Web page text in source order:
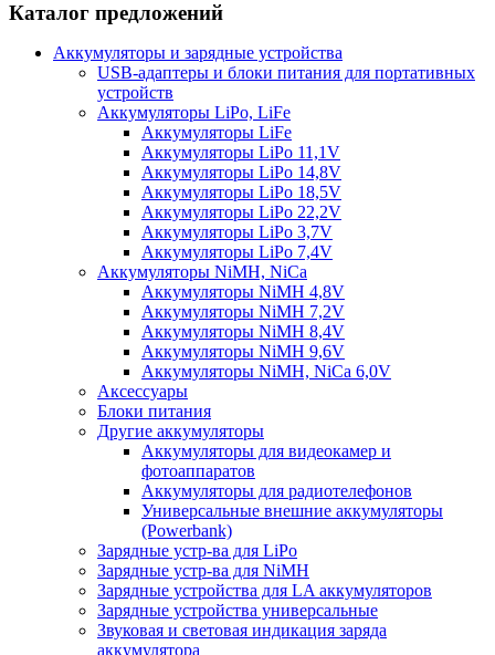
Каталог предложений
Аккумуляторы и зарядные устройства
USB-адаптеры и блоки питания для портативных
устройств
Аккумуляторы LiPo, LiFe
Аккумуляторы LiFe
Аккумуляторы LiPo 11,1V
Аккумуляторы LiPo 14,8V
Аккумуляторы LiPo 18,5V
Аккумуляторы LiPo 22,2V
Аккумуляторы LiPo 3,7V
Аккумуляторы LiPo 7,4V
Аккумуляторы NiMH, NiCa
Аккумуляторы NiMH 4,8V
Аккумуляторы NiMH 7,2V
Аккумуляторы NiMH 8,4V
Аккумуляторы NiMH 9,6V
Аккумуляторы NiMH, NiCa 6,0V
Аксессуары
Блоки питания
Другие аккумуляторы
Аккумуляторы для видеокамер и
фотоаппаратов
Аккумуляторы для радиотелефонов
Универсальные внешние аккумуляторы
(Powerbank)
Зарядные устр-ва для LiPo
Зарядные устр-ва для NiMH
Зарядные устройства для LA аккумуляторов
Зарядные устройства универсальные
Звуковая и световая индикация заряда
аккумулятора